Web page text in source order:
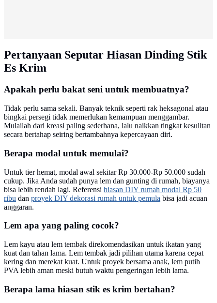
Pertanyaan Seputar Hiasan Dinding Stik
Es Krim
Apakah perlu bakat seni untuk membuatnya?
Tidak perlu sama sekali. Banyak teknik seperti rak heksagonal atau
bingkai persegi tidak memerlukan kemampuan menggambar.
Mulailah dari kreasi paling sederhana, lalu naikkan tingkat kesulitan
secara bertahap seiring bertambahnya kepercayaan diri.
Berapa modal untuk memulai?
Untuk tier hemat, modal awal sekitar Rp 30.000-Rp 50.000 sudah
cukup. Jika Anda sudah punya lem dan gunting di rumah, biayanya
bisa lebih rendah lagi. Referensi hiasan DIY rumah modal Rp 50
ribu dan proyek DIY dekorasi rumah untuk pemula bisa jadi acuan
anggaran.
Lem apa yang paling cocok?
Lem kayu atau lem tembak direkomendasikan untuk ikatan yang
kuat dan tahan lama. Lem tembak jadi pilihan utama karena cepat
kering dan merekat kuat. Untuk proyek bersama anak, lem putih
PVA lebih aman meski butuh waktu pengeringan lebih lama.
Berapa lama hiasan stik es krim bertahan?